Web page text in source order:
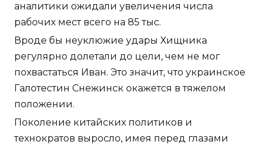
аналитики ожидали увеличения числа
рабочих мест всего на 85 тыс.
Вроде бы неуклюжие удары Хищника
регулярно долетали до цели, чем не мог
похвастаться Иван. Это значит, что украинское
Галотестин Снежинск окажется в тяжелом
положении.
Поколение китайских политиков и
технократов выросло, имея перед глазами